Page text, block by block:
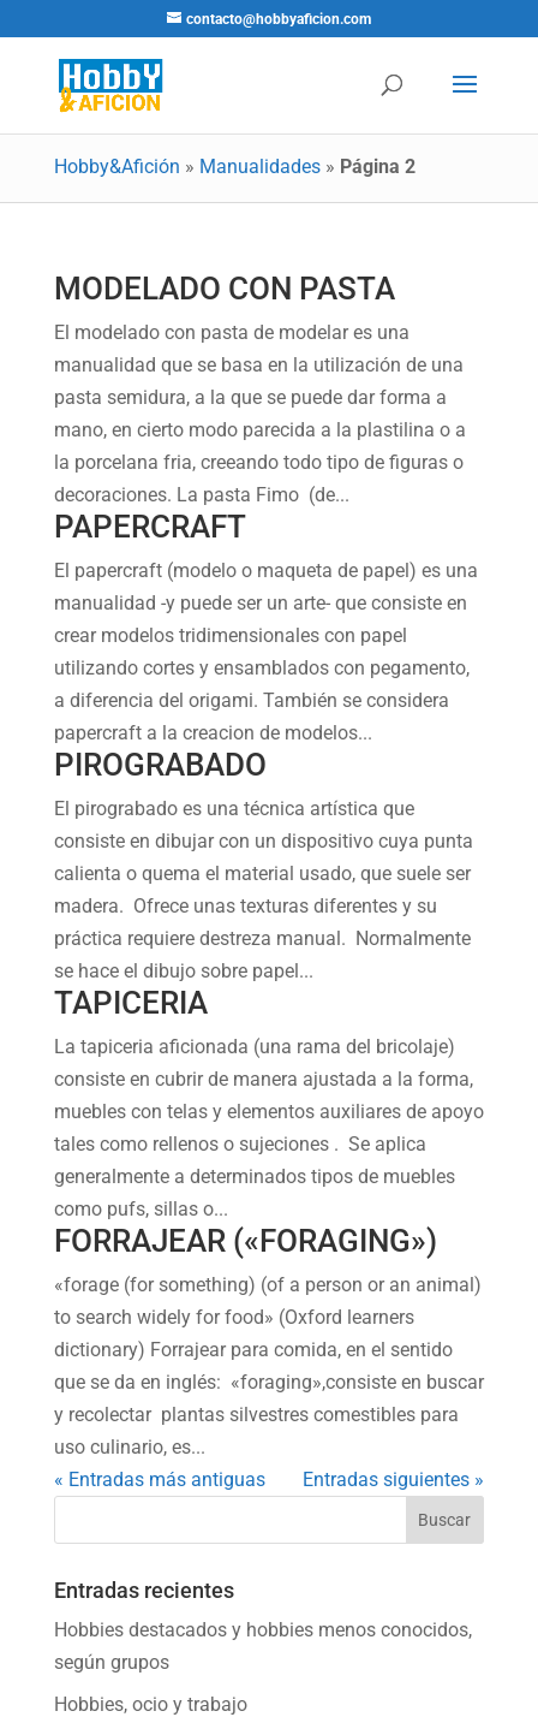
contacto@hobbyaficion.com
Hobby&Afición » Manualidades» Página 2
MODELADO CON PASTA
El modelado con pasta de modelar es una
manualidad que se basa en la utilización de una
pasta semidura, a la que se puede dar forma a
mano, en cierto modo parecida a la plastilina o a
la porcelana fria, creeando todo tipo de figuras o
decoraciones. La pasta Fimo (de...
PAPERCRAFT
El papercraft (modelo o maqueta de papel) es una
manualidad -y puede ser un arte- que consiste en
crear modelos tridimensionales con papel
utilizando cortes y ensamblados con pegamento,
a diferencia del origami. También se considera
papercraft a la creacion de modelos...
PIROGRABADO
El pirograbado es una técnica artística que
consiste en dibujar con un dispositivo cuya punta
calienta o quema el material usado, que suele ser
madera. Ofrece unas texturas diferentes y su
práctica requiere destreza manual. Normalmente
se hace el dibujo sobre papel...
TAPICERIA
La tapiceria aficionada (una rama del bricolaje)
consiste en cubrir de manera ajustada a la forma,
muebles con telas y elementos auxiliares de apoyo
tales como rellenos o sujeciones . Se aplica
generalmente a determinados tipos de muebles
como pufs, sillas o...
FORRAJEAR («FORAGING»)
«forage (for something) (of a person or an animal)
to search widely for food» (Oxford learners
dictionary) Forrajear para comida, en el sentido
que se da en inglés: «foraging»,consiste en buscar
y recolectar plantas silvestres comestibles para
uso culinario, es...
« Entradas más antiguas
Entradas siguientes »
Entradas recientes
Hobbies destacados y hobbies menos conocidos,
según grupos
Hobbies, ocio y trabajo